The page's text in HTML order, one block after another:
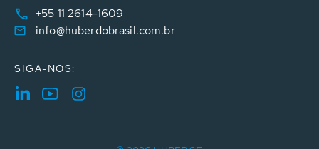
+55 11 2614-1609
info@huberdobrasil.com.br
SIGA-NOS: